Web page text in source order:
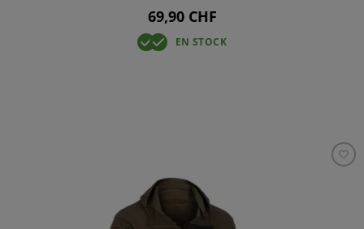
69,90 CHF
EN STOCK